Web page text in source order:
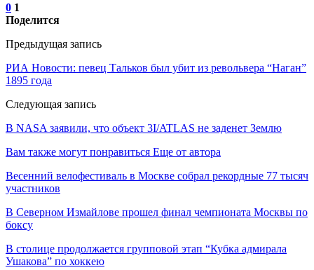
0 1
Поделится
Предыдущая запись
РИА Новости: певец Тальков был убит из револьвера “Наган”
1895 года
Следующая запись
В NASA заявили, что объект 3I/ATLAS не заденет Землю
Вам также могут понравиться Еще от автора
Весенний велофестиваль в Москве собрал рекордные 77 тысяч
участников
В Северном Измайлове прошел финал чемпионата Москвы по
боксу
В столице продолжается групповой этап “Кубка адмирала
Ушакова” по хоккею